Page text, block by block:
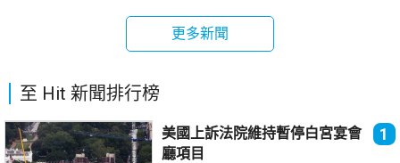
更多新聞
至 Hit 新聞排行榜
美國上訴法院維持暫停白宮宴會
廳項目
1